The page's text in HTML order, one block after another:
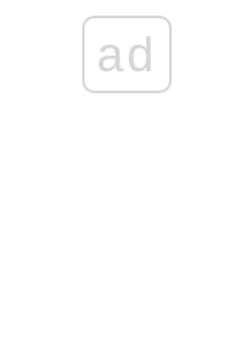
ad